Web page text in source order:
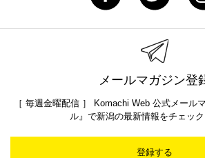
メールマガジン登
［ 毎週金曜配信 ］ Komachi Web 公式メール
ル』で新潟の最新情報をチェック
登録する